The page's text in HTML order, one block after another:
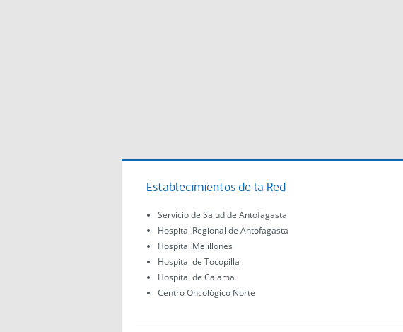
Establecimientos de la Red
Servicio de Salud de Antofagasta
Hospital Regional de Antofagasta
Hospital Mejillones
Hospital de Tocopilla
Hospital de Calama
Centro Oncológico Norte